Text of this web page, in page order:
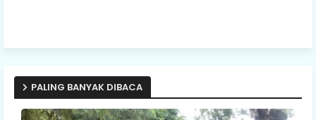
PALING BANYAK DIBACA